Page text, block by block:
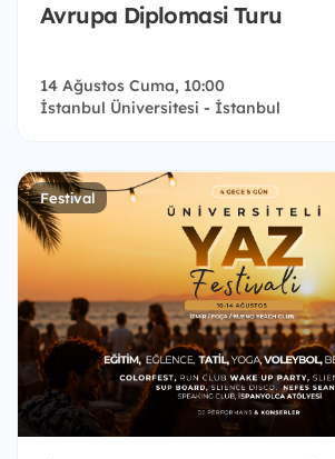
Avrupa Diplomasi Turu
14 Ağustos Cuma, 10:00
İstanbul Üniversitesi - İstanbul
Festival